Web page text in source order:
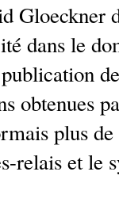
Gloeckner
dans le
obtenues
plus
relais et le